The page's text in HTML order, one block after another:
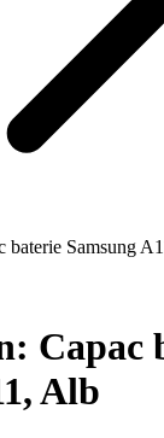
baterie Samsung
Capac
Alb